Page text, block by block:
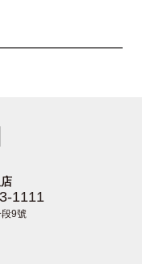
1111
9號